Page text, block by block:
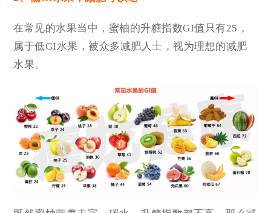
在常见的水果当中，蜜柚的升糖指数GI值只有25，
属于低GI水果，被众多减肥人士，视为理想的减肥
水果。